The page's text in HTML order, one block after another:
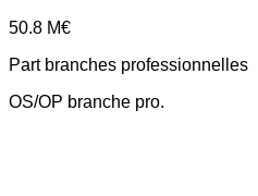
50.8 M€
Part branches professionnelles
OS/OP branche pro.